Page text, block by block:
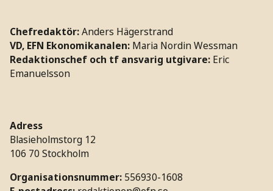
Chefredaktör:Anders Hägerstrand
VD, EFN Ekonomikanalen: Maria Nordin Wessman
Redaktionschef och tf ansvarig utgivare: Eric
Emanuelsson
Adress
Blasieholmstorg 12
106 70 Stockholm
Organisationsnummer: 556930-1608